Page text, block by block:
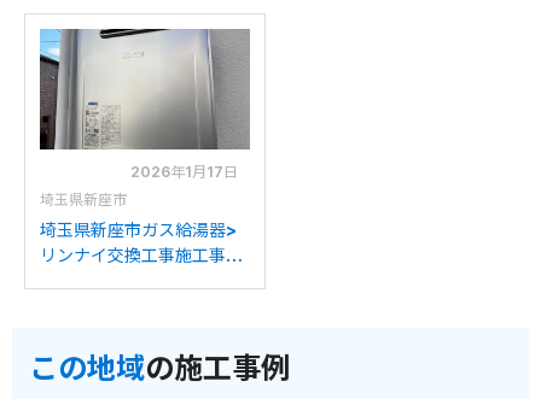
2026年1月17日
埼玉県新座市
埼玉県新座市ガス給湯器>
リンナイ交換工事施工事
交換
この地域の施工事例